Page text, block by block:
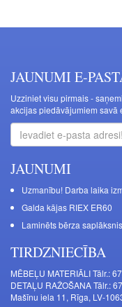
JAUNUMI E-
Uzziniet visu pirmais -
akcijas piedāvājumiem savā
JAUNUMI
Uzmanību! Darba laika
Galda kājas RIEX ER60
Laminēts bērza saplāksnis
TIRDZNIECĪBA
MĒBEĻU MATERIĀLI Tālr.:
DETAĻU RAŽOŠANA Tālr.:
Mašīnu iela 11, Rīga, LV-